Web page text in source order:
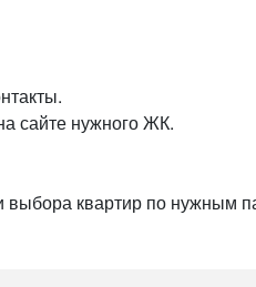
сайте нужного ЖК.
выбора квартир по нужным